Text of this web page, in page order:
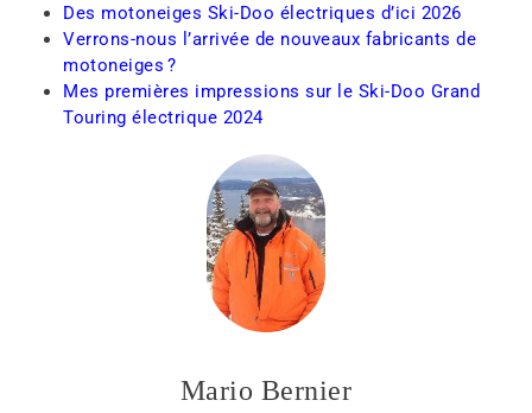
Des motoneiges Ski-Doo électriques d’ici 2026
Verrons-nous l’arrivée de nouveaux fabricants de
motoneiges ?
Mes premières impressions sur le Ski-Doo Grand
Touring électrique 2024
Mario Bernier